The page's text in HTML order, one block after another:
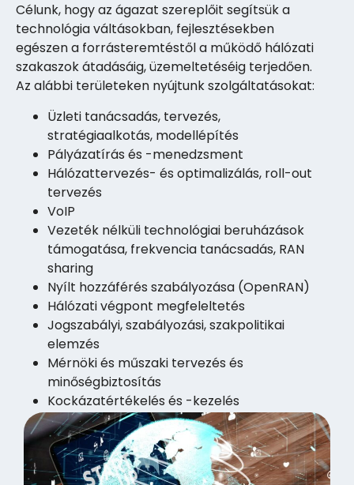
Célunk, hogy az ágazat szereplőit segítsük a
technológia váltásokban, fejlesztésekben
egészen a forrásteremtéstől a működő hálózati
szakaszok átadásáig, üzemeltetéséig terjedően.
Az alábbi területeken nyújtunk szolgáltatásokat:
Üzleti tanácsadás, tervezés,
stratégiaalkotás, modellépítés
Pályázatírás és -menedzsment
Hálózattervezés- és optimalizálás, roll-out
tervezés
VoIP
Vezeték nélküli technológiai beruházások
támogatása, frekvencia tanácsadás, RAN
sharing
Nyílt hozzáférés szabályozása (OpenRAN)
Hálózati végpont megfeleltetés
Jogszabályi, szabályozási, szakpolitikai
elemzés
Mérnöki és műszaki tervezés és
minőségbiztosítás
Kockázatértékelés és -kezelés
Szabályozási megfelelés (compliance)
Fúziók és felvásárlások támogatása
Térinformatikai megjelenítés